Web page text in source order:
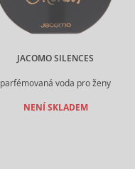
JACOMO SILENCES
parfémovaná voda pro ženy
NENÍ SKLADEM